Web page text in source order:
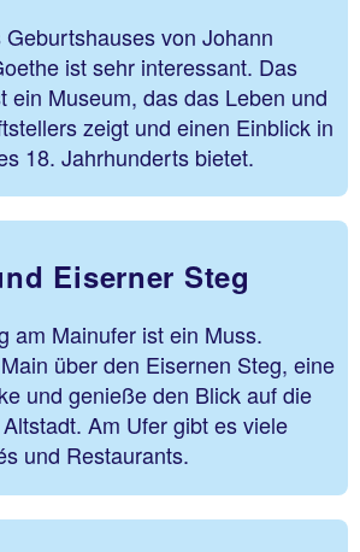
von Johann
ist sehr interessant. Das
ein Museum, das das Leben und
zeigt und einen Einblick in
18. Jahrhunderts bietet.
Eiserner Steg
am Mainufer ist ein Muss.
über den Eisernen Steg, eine
und genieße den Blick auf die
Am Ufer gibt es viele
und Restaurants.